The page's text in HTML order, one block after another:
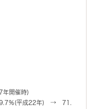
開催時)
％(平成22年) → 71.